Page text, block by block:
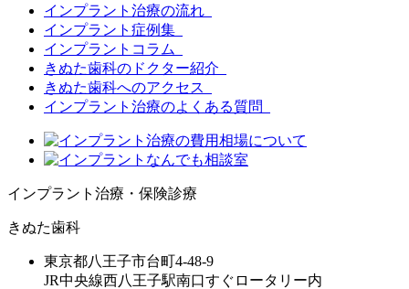
インプラント治療の流れ
インプラント症例集
インプラントコラム
きぬた歯科のドクター紹介
きぬた歯科へのアクセス
インプラント治療のよくある質問
インプラント治療・保険診療
きぬた歯科
東京都八王子市台町4-48-9
JR中央線西八王子駅南口すぐロータリー内